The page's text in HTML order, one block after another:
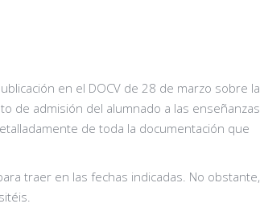
en el DOCV de 28 de marzo sobre la
de admisión del alumnado a las enseñanzas
de toda la documentación que
traer en las fechas indicadas. No obstante,